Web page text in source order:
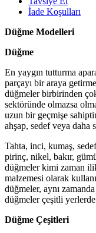
İade Koşulları
Düğme Modelleri
Düğme
En yaygın tutturma
parçayı bir araya
düğmeler birbirinden
sektöründe olmazsa
uzun bir geçmişe
ahşap, sedef veya daha
Tahta, inci, kumaş,
pirinç, nikel, bakır,
düğmeler kimi zaman
malzemesi olarak
düğmeler, aynı
düğmeler çeşitli
Düğme Çeşitleri